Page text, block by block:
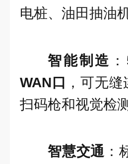
电桩、油田抽油
智能制造
WAN口 ，可无
扫码枪和视觉检
智慧交通 ：